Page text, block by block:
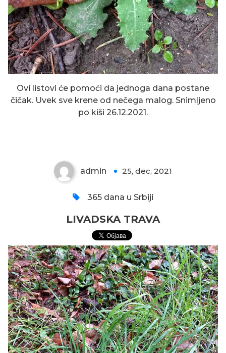
Ovi listovi će pomoći da jednoga dana postane
čičak. Uvek sve krene od nečega malog. Snimljeno
po kiši 26.12.2021.
admin 25, dec, 2021
365 dana u Srbiji
LIVADSKA TRAVA